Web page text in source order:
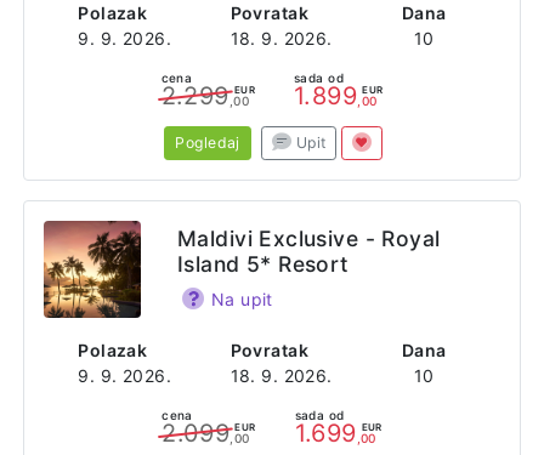
Polazak
9. 9. 2026.
Povratak
18. 9. 2026.
Dana
10
cena
2.299 EUR
,00
sada od
1.899 EUR
,00
Pogledaj Upit
Polazak
9. 9. 2026.
Povratak
18. 9. 2026.
Dana
10
Maldivi Exclusive - Royal
Island 5* Resort
Na upit
cena
2.099 EUR
,00
sada od
1.699 EUR
,00